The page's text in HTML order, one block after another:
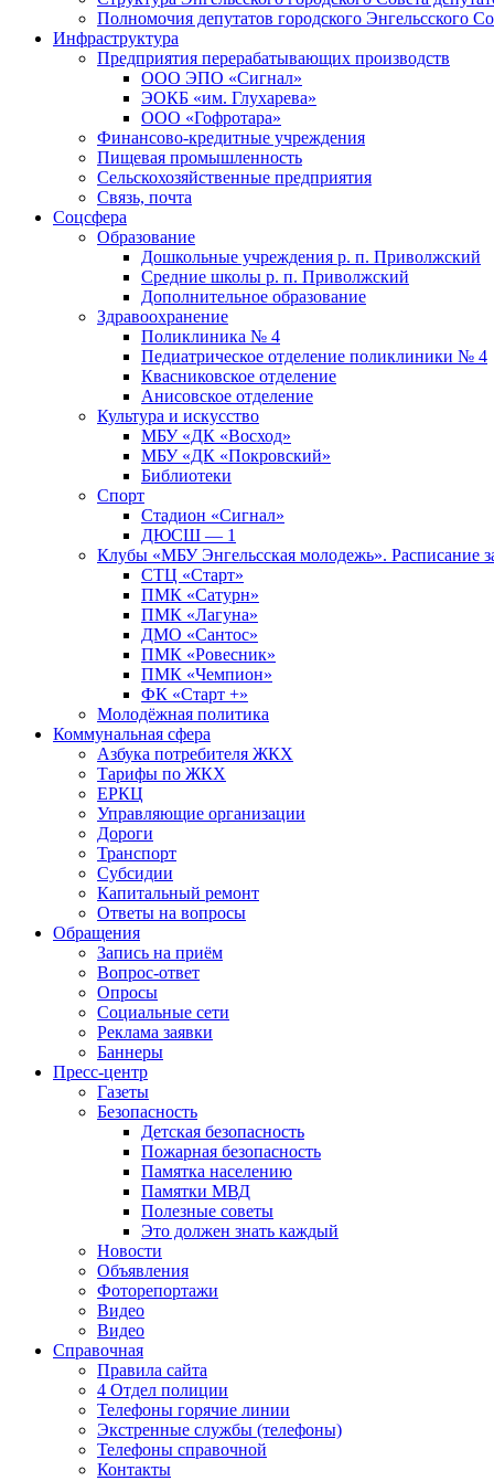
Полномочия депутатов городского Энгельсского
Инфраструктура
Предприятия перерабатывающих производств
ООО ЭПО «Сигнал»
ЭОКБ «им. Глухарева»
ООО «Гофротара»
Финансово-кредитные учреждения
Пищевая промышленность
Сельскохозяйственные предприятия
Связь, почта
Соцсфера
Образование
Дошкольные учреждения р. п. Приволжский
Средние школы р. п. Приволжский
Дополнительное образование
Здравоохранение
Поликлиника № 4
Педиатрическое отделение поликлиники № 4
Квасниковское отделение
Анисовское отделение
Культура и искусство
МБУ «ДК «Восход»
МБУ «ДК «Покровский»
Библиотеки
Спорт
Стадион «Сигнал»
ДЮСШ — 1
Клубы «МБУ Энгельсская молодежь». Расписание
СТЦ «Старт»
ПМК «Сатурн»
ПМК «Лагуна»
ДМО «Сантос»
ПМК «Ровесник»
ПМК «Чемпион»
ФК «Старт +»
Молодёжная политика
Коммунальная сфера
Азбука потребителя ЖКХ
Тарифы по ЖКХ
ЕРКЦ
Управляющие организации
Дороги
Транспорт
Субсидии
Капитальный ремонт
Ответы на вопросы
Обращения
Запись на приём
Вопрос-ответ
Опросы
Социальные сети
Реклама заявки
Баннеры
Пресс-центр
Газеты
Безопасность
Детская безопасность
Пожарная безопасность
Памятка населению
Памятки МВД
Полезные советы
Это должен знать каждый
Новости
Объявления
Фоторепортажи
Видео
Видео
Справочная
Правила сайта
4 Отдел полиции
Телефоны горячие линии
Экстренные службы (телефоны)
Телефоны справочной
Контакты